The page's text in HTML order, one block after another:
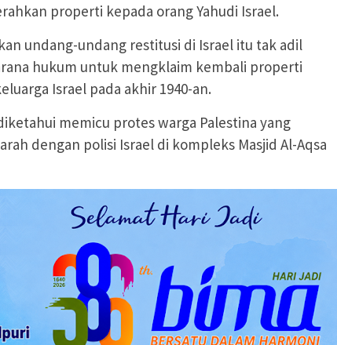
properti kepada orang Yahudi Israel.
undang-undang restitusi di Israel itu tak adil
hukum untuk mengklaim kembali properti
Israel pada akhir 1940-an.
memicu protes warga Palestina yang
dengan polisi Israel di kompleks Masjid Al-Aqsa